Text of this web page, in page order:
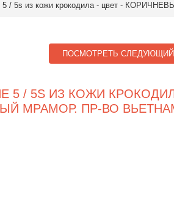
/ 5s из кожи крокодила - цвет -
ПОСМОТРЕТЬ
5 / 5S ИЗ КОЖИ
МРАМОР. ПР-ВО